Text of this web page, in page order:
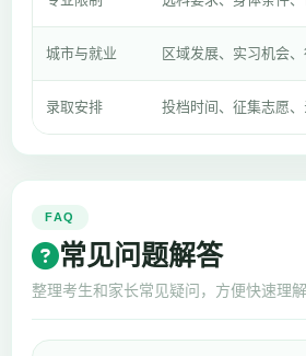
城市与就业 区域发展、实习机会
录取安排 投档时间、征集志愿
FAQ
常见问题解答
整理考生和家长常见疑问，方便快速理解